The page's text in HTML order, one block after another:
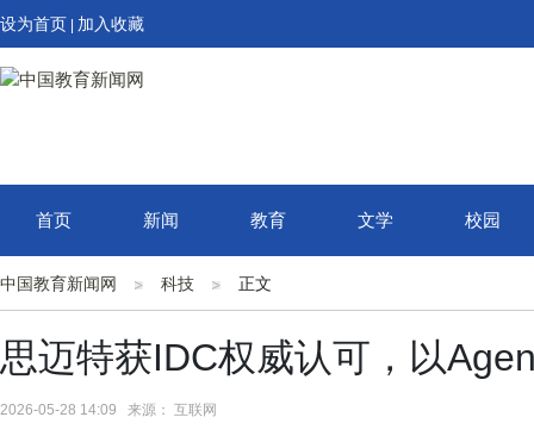
设为首页 加入收藏
首页 新闻 教育 文学 校园
中国教育新闻网 科技 正文
思迈特获IDC权威认可，以
2026-05-28 14:09 来源： 互联网